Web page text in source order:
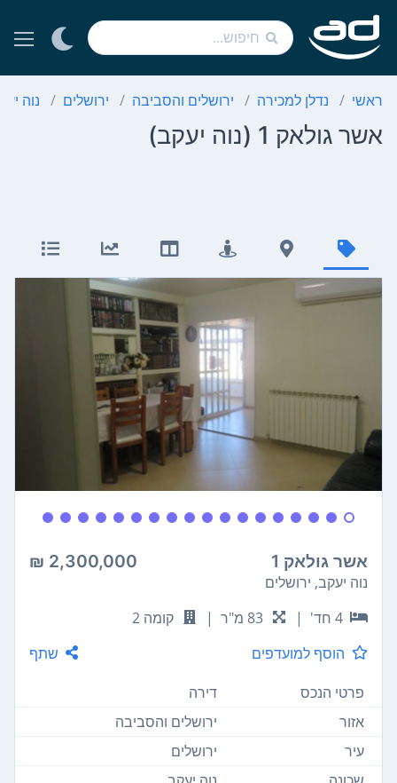
ראשי נדלן למכירה ירושלים והסביבה ירושלים נוה
אשר גולאק 1 (נוה יעקב)
אשר גולאק 1 2,300,000 ₪
נוה יעקב, ירושלים
4 חד'
| 83 מ"ר |
קומה 2
הוסף למועדפים
שתף
פרטי הנכס
דירה
אזור
ירושלים והסביבה
עיר
ירושלים